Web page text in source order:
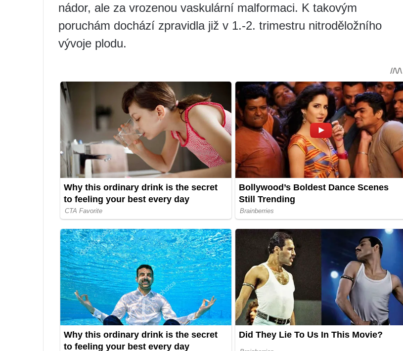
nádor, ale za vrozenou vaskulární malformaci. K takovým
poruchám dochází zpravidla již v 1.-2. trimestru nitroděložního
vývoje plodu.